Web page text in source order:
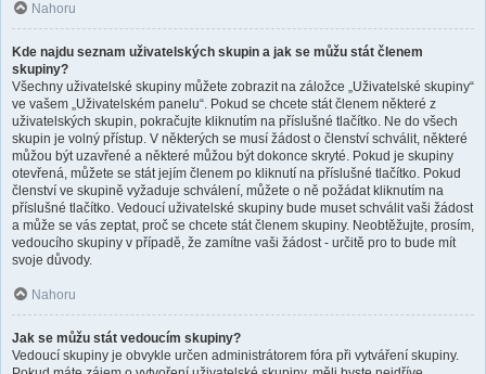
Nahoru
Kde najdu seznam uživatelských skupin a jak se můžu stát členem
skupiny?
Všechny uživatelské skupiny můžete zobrazit na záložce „Uživatelské skupiny“
ve vašem „Uživatelském panelu“. Pokud se chcete stát členem některé z
uživatelských skupin, pokračujte kliknutím na příslušné tlačítko. Ne do všech
skupin je volný přístup. V některých se musí žádost o členství schválit, některé
můžou být uzavřené a některé můžou být dokonce skryté. Pokud je skupiny
otevřená, můžete se stát jejím členem po kliknutí na příslušné tlačítko. Pokud
členství ve skupině vyžaduje schválení, můžete o ně požádat kliknutím na
příslušné tlačítko. Vedoucí uživatelské skupiny bude muset schválit vaši žádost
a může se vás zeptat, proč se chcete stát členem skupiny. Neobtěžujte, prosím,
vedoucího skupiny v případě, že zamítne vaši žádost - určitě pro to bude mít
svoje důvody.
Nahoru
Jak se můžu stát vedoucím skupiny?
Vedoucí skupiny je obvykle určen administrátorem fóra při vytváření skupiny.